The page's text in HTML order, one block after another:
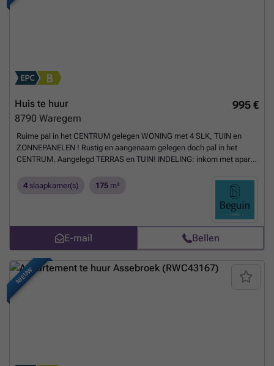
995 €
Huis te huur
8790 Waregem
Ruime pal in het CENTRUM gelegen WONING met 4 SLK, TUIN en
ZONNEPANELEN ! Rustig en aangenaam gelegen doch pal in het
CENTRUM. Aangelegd TERRAS en TUIN! INDELING: inkom met apart
berging/wasplaats, kelder. Op het 1ste verdiep bevinden zich de
overloop, 2 slaapkamers en badkamer (dubbele lavabo, ligbad met
slaapkamers. TROEVEN: dubbele beglazing PVC, centrale verwarming
op aardgas - hoogrendementsketel, CONFORME elektr. Bezoek na
afspraak met IMMO BEGUIN: mail naar ###
Meer weten?
4 slaapkamer(s) 175 m²
E-mail Bellen
NIEUW